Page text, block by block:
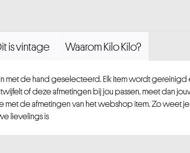
is vintage Waarom Kilo Kilo?
met de hand geselecteerd. Elk item wordt gereinigd
of deze afmetingen bij jou passen, meet dan
met de afmetingen van het webshop item. Zo weet
lievelings is